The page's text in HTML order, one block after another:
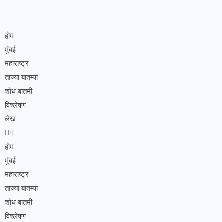
होम
मुंबई
महाराष्ट्र
ताज्या बातम्या
शोध बातमी
विश्लेषण
लेख
होम
मुंबई
महाराष्ट्र
ताज्या बातम्या
शोध बातमी
विश्लेषण